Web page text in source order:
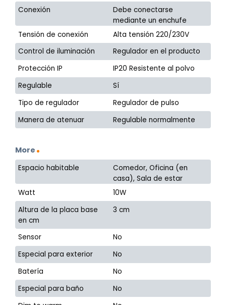
Conexión
Debe conectarse
mediante un enchufe
Tensión de conexión
Alta tensión 220/230V
Control de iluminación
Regulador en el producto
Protección IP
IP20 Resistente al polvo
Regulable
Sí
Tipo de regulador
Regulador de pulso
Manera de atenuar
Regulable normalmente
More
Espacio habitable
Comedor, Oficina (en
casa), Sala de estar
Watt
10W
Altura de la placa base
en cm
3 cm
Sensor
No
Especial para exterior
No
Batería
No
Especial para baño
No